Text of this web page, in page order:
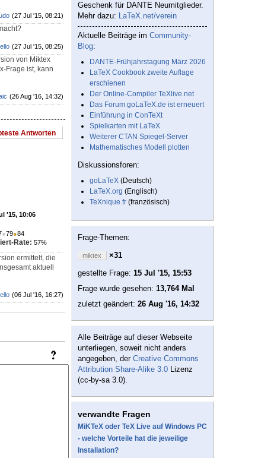
(27 Jul '15, 08:21)
(27 Jul '15, 08:25)
von Miktex
Frage ist, kann
(26 Aug '16, 14:32)
Antworten
'15, 10:06
●79●84
Rate: 57%
ermittelt, die
aktuell
(06 Jul '16, 16:27)
Geschenk für DANTE Neumitglieder.
Mehr dazu: LaTeX.net/verein
Aktuelle Beiträge im Community-
Blog:
DANTE-Frühjahrstagung März 2026
LaTeX Cookbook zweite Auflage
erschienen
Der Online-Compiler TeXlive.net
Das Forum goLaTeX.de ist erneuert
Einführung in ConTeXt
Spielkarten mit LaTeX
Weiterer CTAN Spiegel-Server
Mathematisches Modell plotten
Diskussionsforen:
goLaTeX (Deutsch)
LaTeX.org (Englisch)
TeXnique.fr (französisch)
Frage-Themen:
miktex
×31
gestellte Frage: 15 Jul '15, 15:53
Frage wurde gesehen: 13,764 Mal
zuletzt geändert: 26 Aug '16, 14:32
Alle Beiträge auf dieser Webseite
unterliegen, soweit nicht anders
angegeben, der Creative Commons
Attribution Share-Alike 3.0 Lizenz
(cc-by-sa 3.0).
verwandte Fragen
MiKTeX oder TeX Live auf Windows PC
- welche Vorteile hat die jeweilige
Installation?